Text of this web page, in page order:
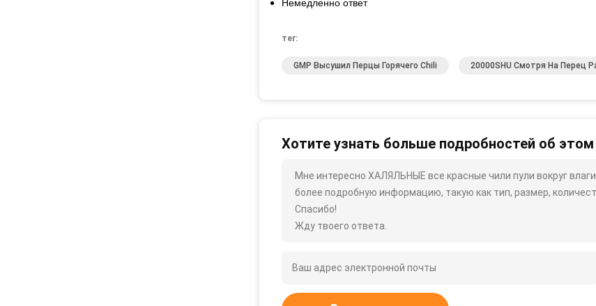
Немедленно ответ
тег:
GMP Высушил Перцы Горячего Chili 20000SHU Смотря На Перец
Хотите узнать больше подробностей об
Мне интересно ХАЛЯЛЬНЫЕ все красные чили пули вокруг
более подробную информацию, такую ​​как тип, размер,
Спасибо!
Жду твоего ответа.